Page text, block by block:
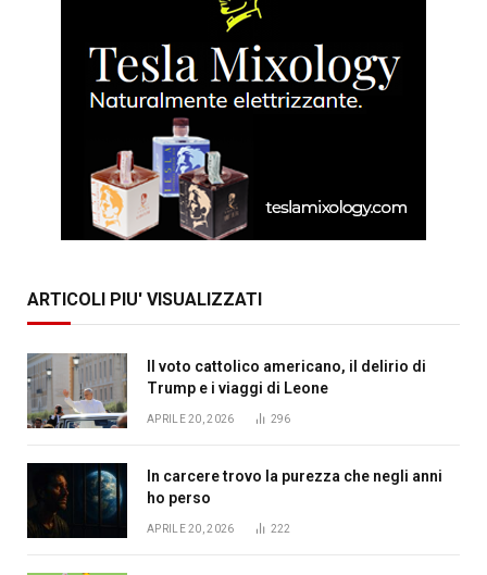
ARTICOLI PIU' VISUALIZZATI
Il voto cattolico americano, il delirio di
Trump e i viaggi di Leone
APRILE 20, 2026 296
In carcere trovo la purezza che negli anni
ho perso
APRILE 20, 2026 222